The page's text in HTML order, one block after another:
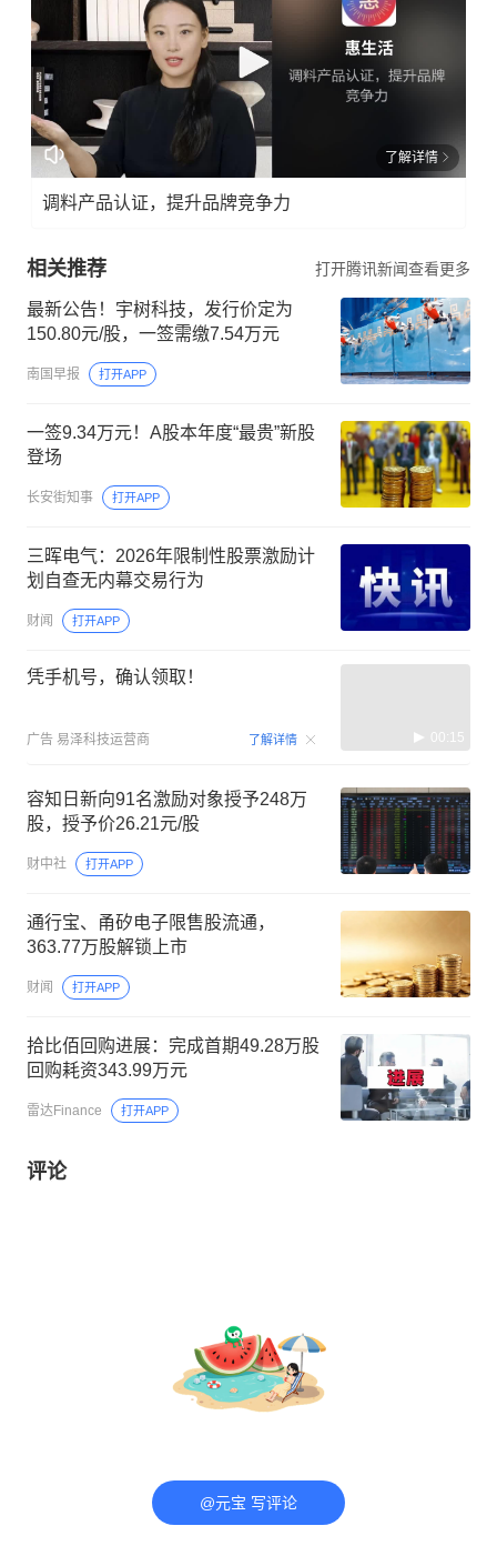
了解详情
调料产品认证，提升品牌竞争力
相关推荐 打开腾讯新闻查看更多
最新公告！宇树科技，发行价定为
150.80元/股，一签需缴7.54万元
南国早报 打开APP
一签9.34万元！A股本年度“最贵”新股
登场
长安街知事 打开APP
三晖电气：2026年限制性股票激励计
划自查无内幕交易行为
财闻 打开APP
凭手机号，确认领取！
广告 易泽科技运营商 了解详情 00:15
容知日新向91名激励对象授予248万
股，授予价26.21元/股
财中社 打开APP
通行宝、甬矽电子限售股流通，
363.77万股解锁上市
财闻 打开APP
拾比佰回购进展：完成首期49.28万股
回购耗资343.99万元
雷达Finance 打开APP
评论
@元宝 写评论